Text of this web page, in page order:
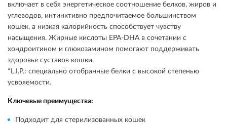
включает в себя энергетическое соотношение белков, жиров и
углеводов, интинктивно предпочитаемое большинством
кошек, а низкая калорийность способствует чувству
насыщения. Жирные кислоты EPA-DHA в сочетании с
хондроитином и глюкозамином помогают поддерживать
здоровье суставов кошки.
*L.I.P.: специально отобранные белки с высокой степенью
усвояемости.
Ключевые преимущества:
Подходит для стерилизованных кошек